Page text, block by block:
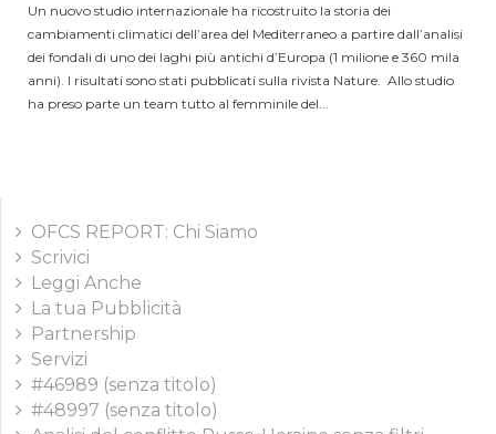
Un nuovo studio internazionale ha ricostruito la storia dei
cambiamenti climatici dell’area del Mediterraneo a partire dall’analisi
dei fondali di uno dei laghi più antichi d’Europa (1 milione e 360 mila
anni). I risultati sono stati pubblicati sulla rivista Nature. Allo studio
ha preso parte un team tutto al femminile del...
OFCS REPORT: Chi Siamo
Scrivici
Leggi Anche
La tua Pubblicità
Partnership
Servizi
#46989 (senza titolo)
#48997 (senza titolo)